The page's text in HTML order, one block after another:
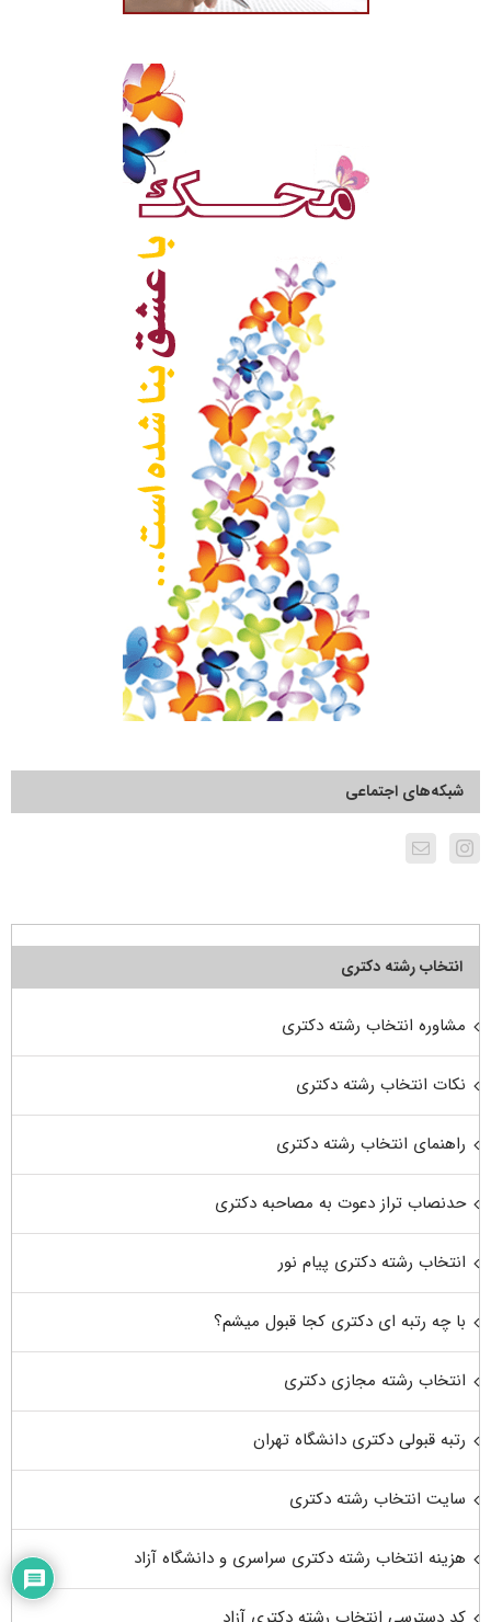
شبکه‌های اجتماعی
انتخاب رشته دکتری
مشاوره انتخاب رشته دکتری
نکات انتخاب رشته دکتری
راهنمای انتخاب رشته دکتری
حدنصاب تراز دعوت به مصاحبه دکتری
انتخاب رشته دکتری پیام نور
با چه رتبه ای دکتری کجا قبول میشم؟
انتخاب رشته مجازی دکتری
رتبه قبولی دکتری دانشگاه تهران
سایت انتخاب رشته دکتری
هزینه انتخاب رشته دکتری سراسری و دانشگاه آزاد